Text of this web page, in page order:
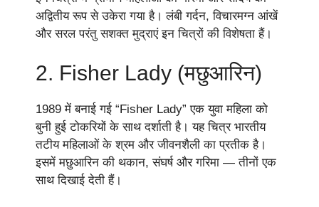
अद्वितीय रूप से उकेरा गया है। लंबी गर्दन, विचारमग्न आंखें
और सरल परंतु सशक्त मुद्राएं इन चित्रों की विशेषता हैं।
2. Fisher Lady (मछुआरिन)
1989 में बनाई गई “Fisher Lady” एक युवा महिला को
बुनी हुई टोकरियों के साथ दर्शाती है। यह चित्र भारतीय
तटीय महिलाओं के श्रम और जीवनशैली का प्रतीक है।
इसमें मछुआरिन की थकान, संघर्ष और गरिमा — तीनों एक
साथ दिखाई देती हैं।